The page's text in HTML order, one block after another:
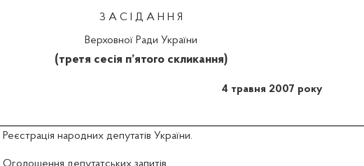
З А С І Д А Н Н Я
Верховної Ради України
(третя сесія п’ятого скликання)
4 травня 2007 року
Реєстрація народних депутатів України.